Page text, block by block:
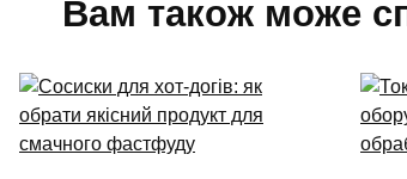
Вам також може